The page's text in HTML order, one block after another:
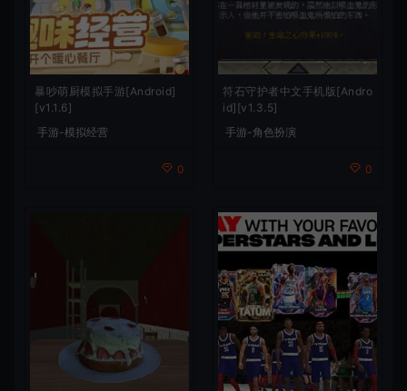
暴吵萌厨模拟手游[Android]
[v1.1.6]
手游-模拟经营
0
符石守护者中文手机版[Andro
id][v1.3.5]
手游-角色扮演
0